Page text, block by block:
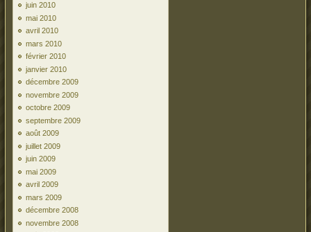
juin 2010
mai 2010
avril 2010
mars 2010
février 2010
janvier 2010
décembre 2009
novembre 2009
octobre 2009
septembre 2009
août 2009
juillet 2009
juin 2009
mai 2009
avril 2009
mars 2009
décembre 2008
novembre 2008